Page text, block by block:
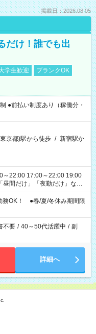
掲載日：2026.08.05
だけ！誰でも出
学生歓迎
ブランクOK
●前払い制度あり（稼働分・
京都)駅から徒歩 / 新宿駅か
～22:00 17:00～22:00 19:00
OK！ ●春/夏/冬休み期間限
不要 / 40～50代活躍中 / 副
詳細へ